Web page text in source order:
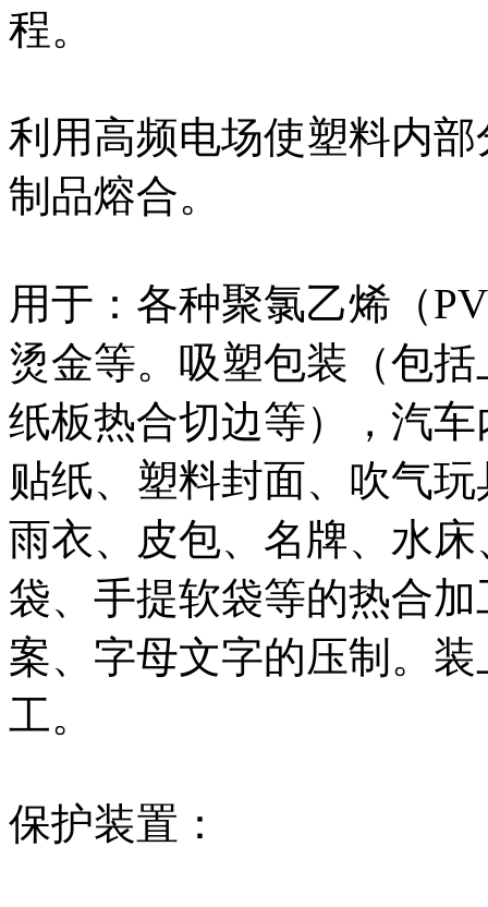
程。
利用高频电场使塑料内
制品熔合。
用于：各种聚氯乙烯（
烫金等。吸塑包装（包
纸板热合切边等），汽
贴纸、塑料封面、吹气
雨衣、皮包、名牌、水
袋、手提软袋等的热合
案、字母文字的压制。
工。
保护装置：